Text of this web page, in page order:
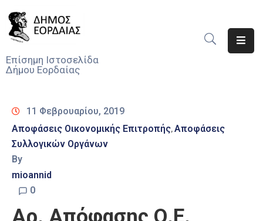
Επίσημη Ιστοσελίδα
Δήμου Εορδαίας
Νέα
Υπηρεσίες
Του
Δήμου
11 Φεβρουαρίου, 2019
Αποφάσεις Οικονομικής Επιτροπής‚Αποφάσεις
Συλλογικών Οργάνων
By
mioannid
0